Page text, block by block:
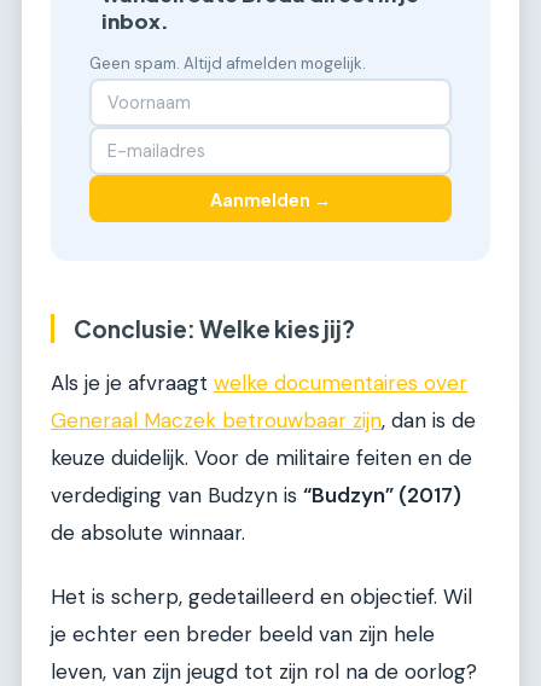
inbox.
Geen spam. Altijd afmelden mogelijk.
Aanmelden →
Conclusie: Welke kies jij?
Als je je afvraagt welke documentaires over
Generaal Maczek betrouwbaar zijn, dan is de
keuze duidelijk. Voor de militaire feiten en de
verdediging van Budzyn is “Budzyn” (2017)
de absolute winnaar.
Het is scherp, gedetailleerd en objectief. Wil
je echter een breder beeld van zijn hele
leven, van zijn jeugd tot zijn rol na de oorlog?